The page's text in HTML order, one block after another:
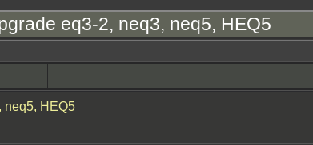
eq3-2, neq3, neq5, HEQ5
neq5, HEQ5